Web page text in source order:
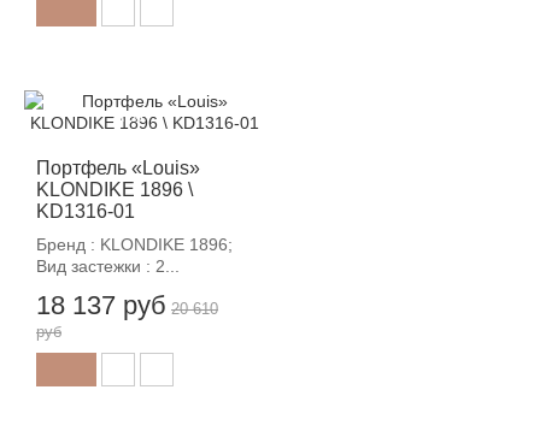
Портфель «Louis»
KLONDIKE 1896 \
KD1316-01
Бренд : KLONDIKE 1896;
Вид застежки : 2...
18 137 руб
-12%
20 610
руб